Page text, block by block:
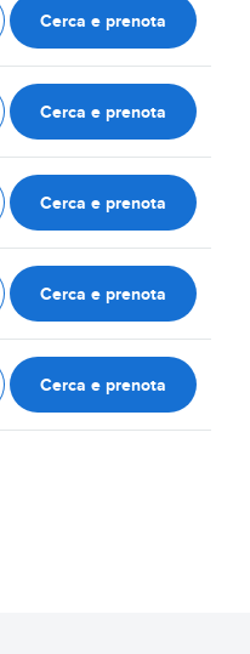
Cerca e prenota
Cerca e prenota
Cerca e prenota
Cerca e prenota
Cerca e prenota